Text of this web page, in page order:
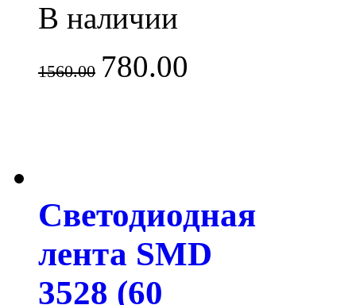
В наличии
1560.00 780.00
Светодиодная
лента SMD
3528 (60